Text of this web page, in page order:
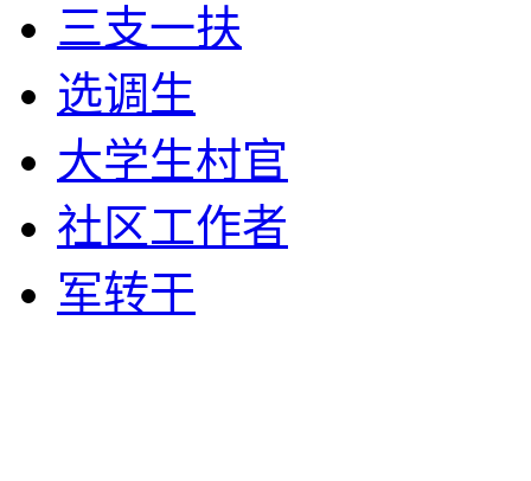
三支一扶
选调生
大学生村官
社区工作者
军转干